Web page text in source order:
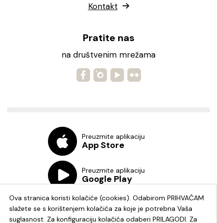
Kontakt
Pratite nas
na društvenim mrežama
Preuzmite aplikaciju
App Store
Preuzmite aplikaciju
Google Play
Ova stranica koristi kolačiće (cookies). Odabirom PRIHVAĆAM
slažete se s korištenjem kolačića za koje je potrebna Vaša
suglasnost. Za konfiguraciju kolačića odaberi PRILAGODI. Za